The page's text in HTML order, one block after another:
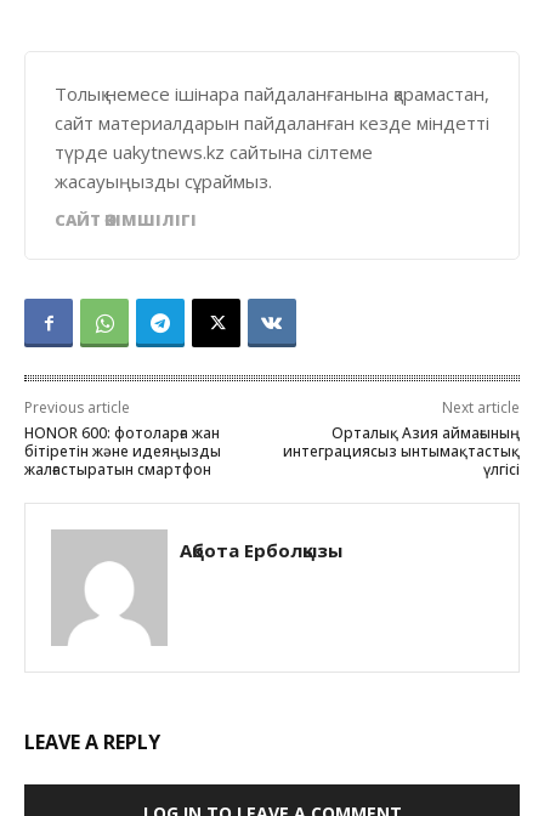
Толық немесе ішінара пайдаланғанына қарамастан,
сайт материалдарын пайдаланған кезде міндетті
түрде uakytnews.kz сайтына сілтеме
жасауыңызды сұраймыз.
САЙТ ӘКІМШІЛІГІ
Previous article
HONOR 600: фотоларға жан
бітіретін және идеяңызды
жалғастыратын смартфон
Next article
Орталық Азия аймағының
интеграциясыз ынтымақтастық
үлгісі
Ақбота Ерболқызы
LEAVE A REPLY